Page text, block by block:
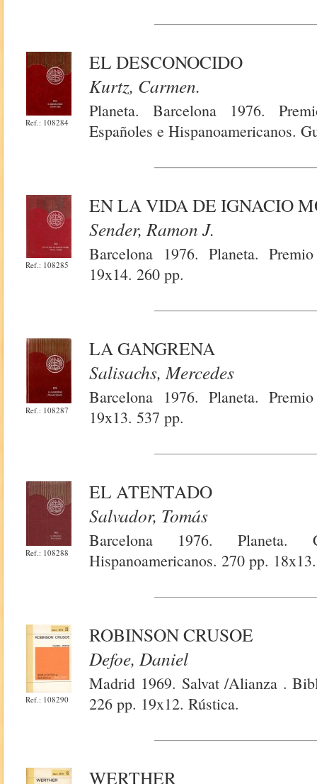
Ref.: 108284
EL DESCONOCIDO
Kurtz, Carmen.
Planeta. Barcelona 1976.
Españoles e Hispanoamericanos.
Ref.: 108285
EN LA VIDA DE IGNACIO
Sender, Ramon J.
Barcelona 1976. Planeta.
19x14. 260 pp.
Ref.: 108287
LA GANGRENA
Salisachs, Mercedes
Barcelona 1976. Planeta.
19x13. 537 pp.
Ref.: 108288
EL ATENTADO
Salvador, Tomás
Barcelona 1976. Planeta.
Hispanoamericanos. 270 pp.
Ref.: 108290
ROBINSON CRUSOE
Defoe, Daniel
Madrid 1969. Salvat /Alianza .
226 pp. 19x12. Rústica.
WERTHER